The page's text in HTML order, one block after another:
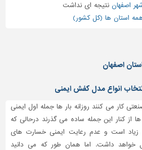
اصفهان نتیجه ای نداشت
استان ها (کل کشور)
اصفهان
انواع مدل کفش ایمنی
کار می کنند روزانه بار ها جمله اول ایمنی
از کنار این جمله ساده می گذرند درحالی که
است و عدم رعایت ایمنی خسارت های
خواهد داشت. اما همان طور که می دانید